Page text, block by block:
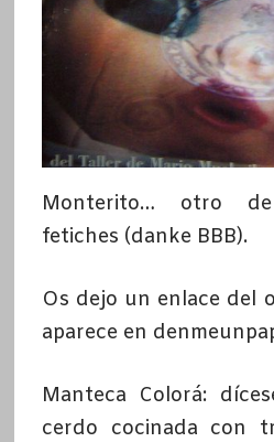
Monterito… otro
fetiches (danke BBB).
Os dejo un enlace del
aparece en
Manteca Colorá:
cerdo cocinada con